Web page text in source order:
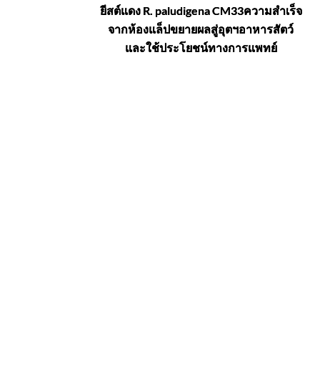
ยีสต์แดง R. paludigena CM33ความสำเร็จ
จากห้องแล็ปขยายผลสู่อุตฯอาหารสัตว์
และใช้ประโยชน์ทางการแพทย์